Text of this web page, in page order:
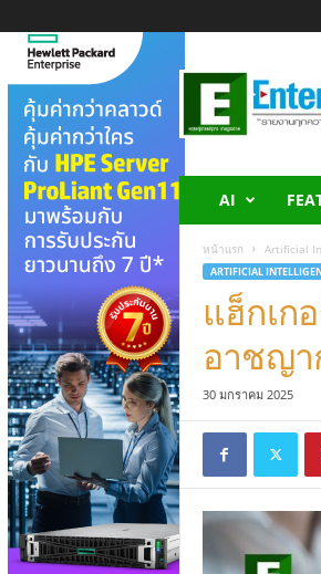
n
T
P
r
o
AI
หน้าแรก Artificial
ARTIFICIAL
แฮ็กเก
อาชญา
30 มกราคม 2025